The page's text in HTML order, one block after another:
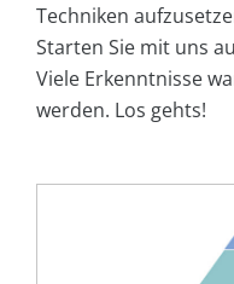
Techniken
Starten Sie mit uns
Viele Erkenntnisse
werden. Los gehts!